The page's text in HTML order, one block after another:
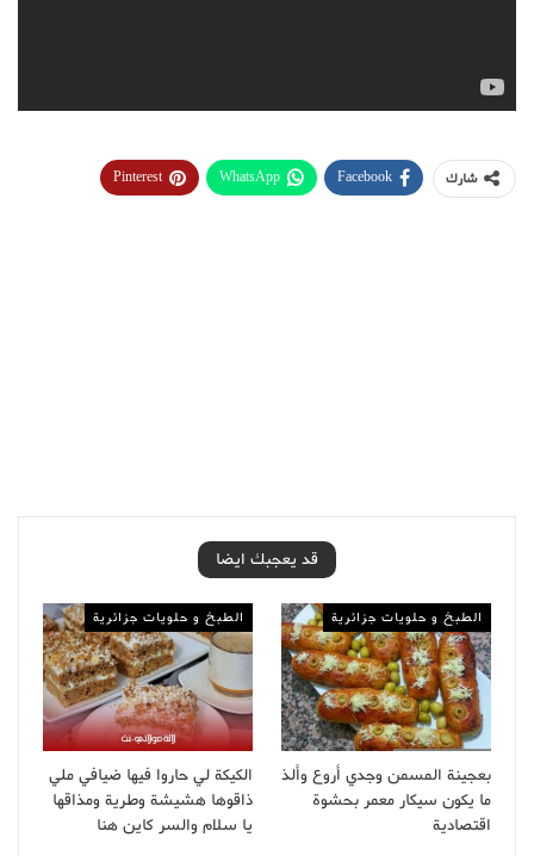
شارك Facebook
WhatsApp
Pinterest
قد يعجبك ايضا
الطبخ و حلويات جزائرية
بعجينة المسمن وجدي أروع وألذ
ما يكون سيكار معمر بحشوة
اقتصادية
الطبخ و حلويات جزائرية
الكيكة لي حاروا فيها ضيافي ملي
ذاقوها هشيشة وطرية ومذاقها
يا سلام والسر كاين هنا